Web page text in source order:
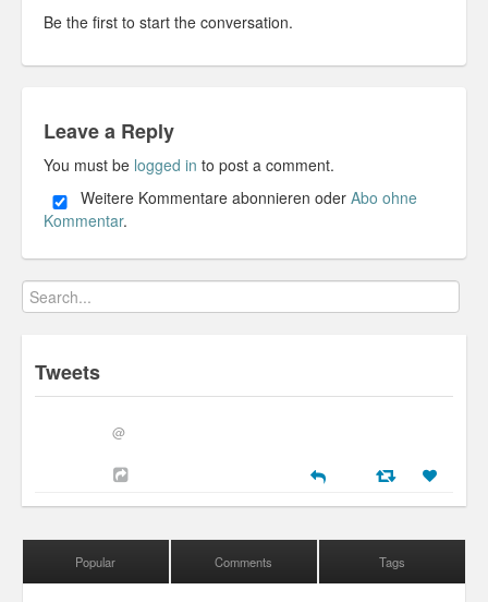
Smarty-Pants
Vorsprung durch Technik
Psychos
Personal
30 Day Missions
Travel
Sideblog
Be the first to start the conversation.
Leave a Reply
You must be logged in to post a comment.
Weitere Kommentare abonnieren oder Abo ohne
Kommentar.
Tweets
@
Popular Comments Tags